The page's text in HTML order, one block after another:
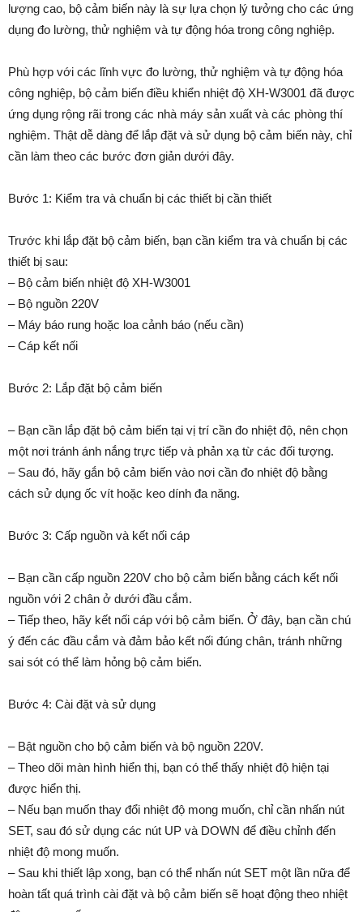
lượng cao, bộ cảm biến này là sự lựa chọn lý tưởng cho các ứng
dụng đo lường, thử nghiệm và tự động hóa trong công nghiệp.
Phù hợp với các lĩnh vực đo lường, thử nghiệm và tự động hóa
công nghiệp, bộ cảm biến điều khiển nhiệt độ XH-W3001 đã được
ứng dụng rộng rãi trong các nhà máy sản xuất và các phòng thí
nghiệm. Thật dễ dàng để lắp đặt và sử dụng bộ cảm biến này, chỉ
cần làm theo các bước đơn giản dưới đây.
Bước 1: Kiểm tra và chuẩn bị các thiết bị cần thiết
Trước khi lắp đặt bộ cảm biến, bạn cần kiểm tra và chuẩn bị các
thiết bị sau:
– Bộ cảm biến nhiệt độ XH-W3001
– Bộ nguồn 220V
– Máy báo rung hoặc loa cảnh báo (nếu cần)
– Cáp kết nối
Bước 2: Lắp đặt bộ cảm biến
– Bạn cần lắp đặt bộ cảm biến tại vị trí cần đo nhiệt độ, nên chọn
một nơi tránh ánh nắng trực tiếp và phản xạ từ các đối tượng.
– Sau đó, hãy gắn bộ cảm biến vào nơi cần đo nhiệt độ bằng
cách sử dụng ốc vít hoặc keo dính đa năng.
Bước 3: Cấp nguồn và kết nối cáp
– Bạn cần cấp nguồn 220V cho bộ cảm biến bằng cách kết nối
nguồn với 2 chân ở dưới đầu cắm.
– Tiếp theo, hãy kết nối cáp với bộ cảm biến. Ở đây, bạn cần chú
ý đến các đầu cắm và đảm bảo kết nối đúng chân, tránh những
sai sót có thể làm hỏng bộ cảm biến.
Bước 4: Cài đặt và sử dụng
– Bật nguồn cho bộ cảm biến và bộ nguồn 220V.
– Theo dõi màn hình hiển thị, bạn có thể thấy nhiệt độ hiện tại
được hiển thị.
– Nếu bạn muốn thay đổi nhiệt độ mong muốn, chỉ cần nhấn nút
SET, sau đó sử dụng các nút UP và DOWN để điều chỉnh đến
nhiệt độ mong muốn.
– Sau khi thiết lập xong, bạn có thể nhấn nút SET một lần nữa để
hoàn tất quá trình cài đặt và bộ cảm biến sẽ hoạt động theo nhiệt